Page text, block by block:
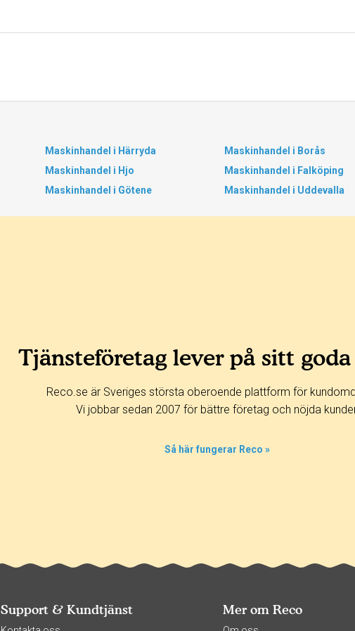
Maskinhandel i Härryda Maskinhandel i Borås
Maskinhandel i Hjo Maskinhandel i Falköping
Maskinhandel i Götene Maskinhandel i Uddevalla
Tjänsteföretag lever på sitt
Reco.se är Sveriges största oberoende plattform för
Vi jobbar sedan 2007 för bättre företag och nöjda
Så här fungerar Reco »
Support & Kundtjänst Mer om Reco